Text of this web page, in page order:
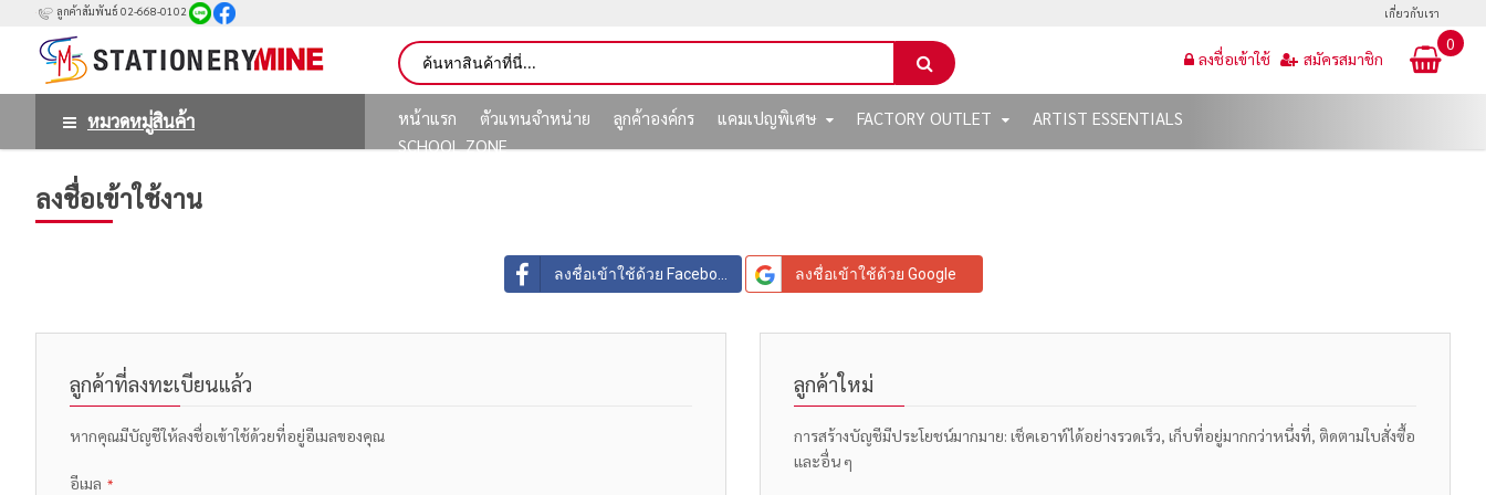
ลูกค้าสัมพันธ์ 02-668-0102 เกี่ยวกับเรา
0
ลงชื่อเข้าใช้ สมัครสมาชิก
หมวดหมู่สินค้า หน้าแรก ตัวแทนจำหน่าย ลูกค้าองค์กร แคมเปญพิเศษ FACTORY OUTLET
ARTIST ESSENTIALS
SCHOOL ZONE
ลงชื่อเข้าใช้งาน
ลงชื่อเข้าใช้ด้วย Facebook ลงชื่อเข้าใช้ด้วย Google
ลูกค้าที่ลงทะเบียนแล้ว
หากคุณมีบัญชีให้ลงชื่อเข้าใช้ด้วยที่อยู่อีเมลของคุณ
อีเมล
ลูกค้าใหม่
การสร้างบัญชีมีประโยชน์มากมาย: เช็คเอาท์ได้อย่างรวดเร็ว, เก็บที่อยู่มากกว่าหนึ่งที่, ติดตามใบสั่งซื้อ
และอื่น ๆ